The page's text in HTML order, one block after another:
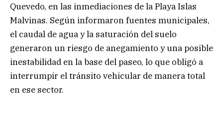
Quevedo, en las inmediaciones de la Playa Islas
Malvinas. Según informaron fuentes municipales,
el caudal de agua y la saturación del suelo
generaron un riesgo de anegamiento y una posible
inestabilidad en la base del paseo, lo que obligó a
interrumpir el tránsito vehicular de manera total
en ese sector.